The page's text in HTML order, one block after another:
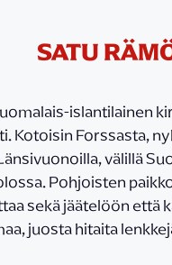
SATU
islantilainen
Kotoisin Forssasta,
välillä
Pohjoisten
sekä jäätelöön että
juosta hitaita